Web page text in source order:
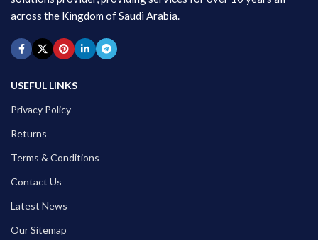
across the Kingdom of Saudi Arabia.
USEFUL LINKS
Privacy Policy
Returns
Terms & Conditions
Contact Us
Latest News
Our Sitemap